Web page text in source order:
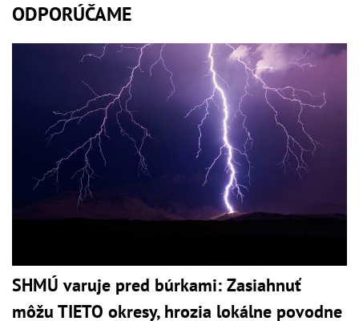
ODPORÚČAME
SHMÚ varuje pred búrkami: Zasiahnuť
môžu TIETO okresy, hrozia lokálne povodne